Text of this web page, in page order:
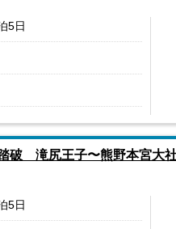
5日
破 滝尻王子〜熊野本宮大
5日